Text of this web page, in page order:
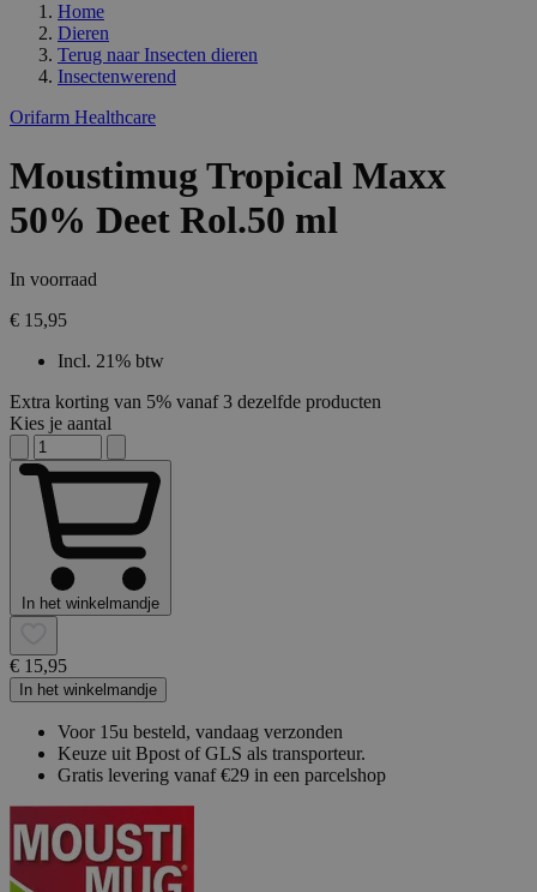
Home
Dieren
Terug naar Insecten dieren
Insectenwerend
Orifarm Healthcare
Moustimug Tropical Maxx
50% Deet Rol.50 ml
In voorraad
€ 15,95
Incl. 21% btw
Extra korting van 5% vanaf 3 dezelfde producten
Kies je aantal
In het winkelmandje
€ 15,95
In het winkelmandje
Voor 15u besteld, vandaag verzonden
Keuze uit Bpost of GLS als transporteur.
Gratis levering vanaf €29 in een parcelshop